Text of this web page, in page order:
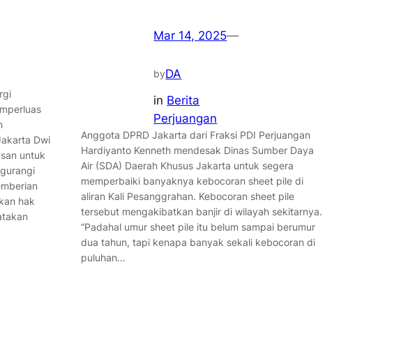
Dwi
untuk
hak
Mar 14, 2025—
byDA
in Berita
Perjuangan
Anggota DPRD Jakarta dari Fraksi PDI Perjuangan
Hardiyanto Kenneth mendesak Dinas Sumber Daya
Air (SDA) Daerah Khusus Jakarta untuk segera
memperbaiki banyaknya kebocoran sheet pile di
aliran Kali Pesanggrahan. Kebocoran sheet pile
tersebut mengakibatkan banjir di wilayah sekitarnya.
“Padahal umur sheet pile itu belum sampai berumur
dua tahun, tapi kenapa banyak sekali kebocoran di
puluhan…